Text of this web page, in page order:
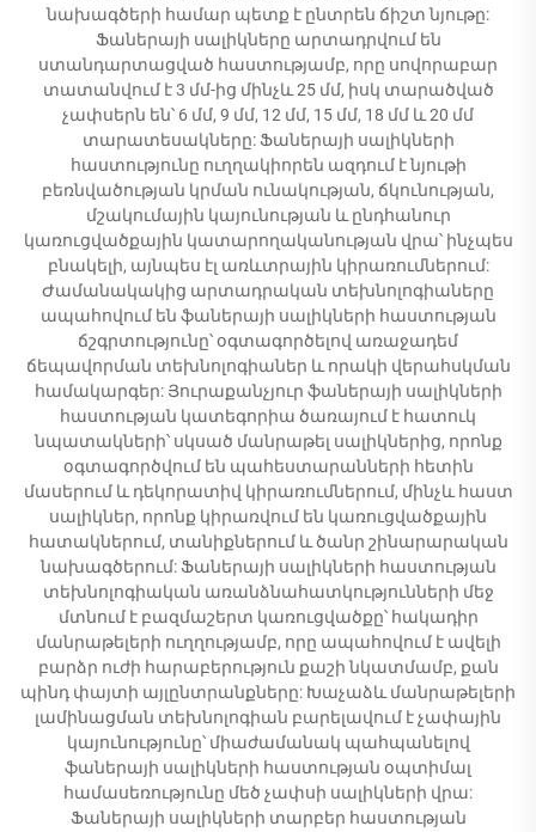
նախագծերի համար պետք է ընտրեն ճիշտ նյութը:
Ֆաներայի սալիկները արտադրվում են
ստանդարտացված հաստությամբ, որը սովորաբար
տատանվում է 3 մմ-ից մինչև 25 մմ, իսկ տարածված
չափսերն են՝ 6 մմ, 9 մմ, 12 մմ, 15 մմ, 18 մմ և 20 մմ
տարատեսակները: Ֆաներայի սալիկների
հաստությունը ուղղակիորեն ազդում է նյութի
բեռնվածության կրման ունակության, ճկունության,
մշակումային կայունության և ընդհանուր
կառուցվածքային կատարողականության վրա՝ ինչպես
բնակելի, այնպես էլ առևտրային կիրառումներում:
Ժամանակակից արտադրական տեխնոլոգիաները
ապահովում են ֆաներայի սալիկների հաստության
ճշգրտությունը՝ օգտագործելով առաջադեմ
ճեպավորման տեխնոլոգիաներ և որակի վերահսկման
համակարգեր: Յուրաքանչյուր ֆաներայի սալիկների
հաստության կատեգորիա ծառայում է հատուկ
նպատակների՝ սկսած մանրաթել սալիկներից, որոնք
օգտագործվում են պահեստարանների հետին
մասերում և դեկորատիվ կիրառումներում, մինչև հաստ
սալիկներ, որոնք կիրառվում են կառուցվածքային
հատակներում, տանիքներում և ծանր շինարարական
նախագծերում: Ֆաներայի սալիկների հաստության
տեխնոլոգիական առանձնահատկությունների մեջ
մտնում է բազմաշերտ կառուցվածքը՝ հակադիր
մանրաթելերի ուղղությամբ, որը ապահովում է ավելի
բարձր ուժի հարաբերություն քաշի նկատմամբ, քան
պինդ փայտի այլընտրանքները: Խաչաձև մանրաթելերի
լամինացման տեխնոլոգիան բարելավում է չափային
կայունությունը՝ միաժամանակ պահպանելով
ֆաներայի սալիկների հաստության օպտիմալ
համասեռությունը մեծ չափսի սալիկների վրա:
Ֆաներայի սալիկների տարբեր հաստության